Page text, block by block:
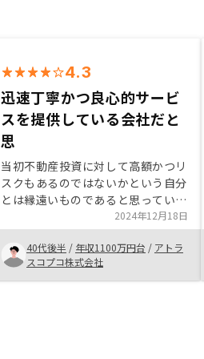
4.3
迅速丁寧かつ良心的サービ
スを提供している会社だと
思
当初不動産投資に対して高額かつリ
スクもあるのではないかという自分
とは縁遠いものであると思っていた
が、担当の方との打ち合わせで老後
資金の確保や保険の代わりになりう
ること、また節税にもなることを教
えていただき、不動産投資の新たな
価値を見出すことができました。ま
2024年12月18日
40代後半 / 年収1100万円台 / アトラ
スコプコ株式会社